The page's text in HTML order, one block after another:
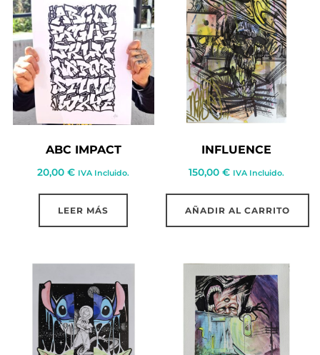
ABC IMPACT
20,00€ IVA Incluido.
LEER MÁS
INFLUENCE
150,00€ IVA Incluido.
AÑADIR AL CARRITO